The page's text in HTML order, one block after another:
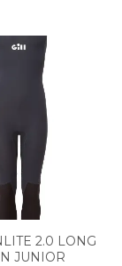
2.0 LONG
JUNIOR